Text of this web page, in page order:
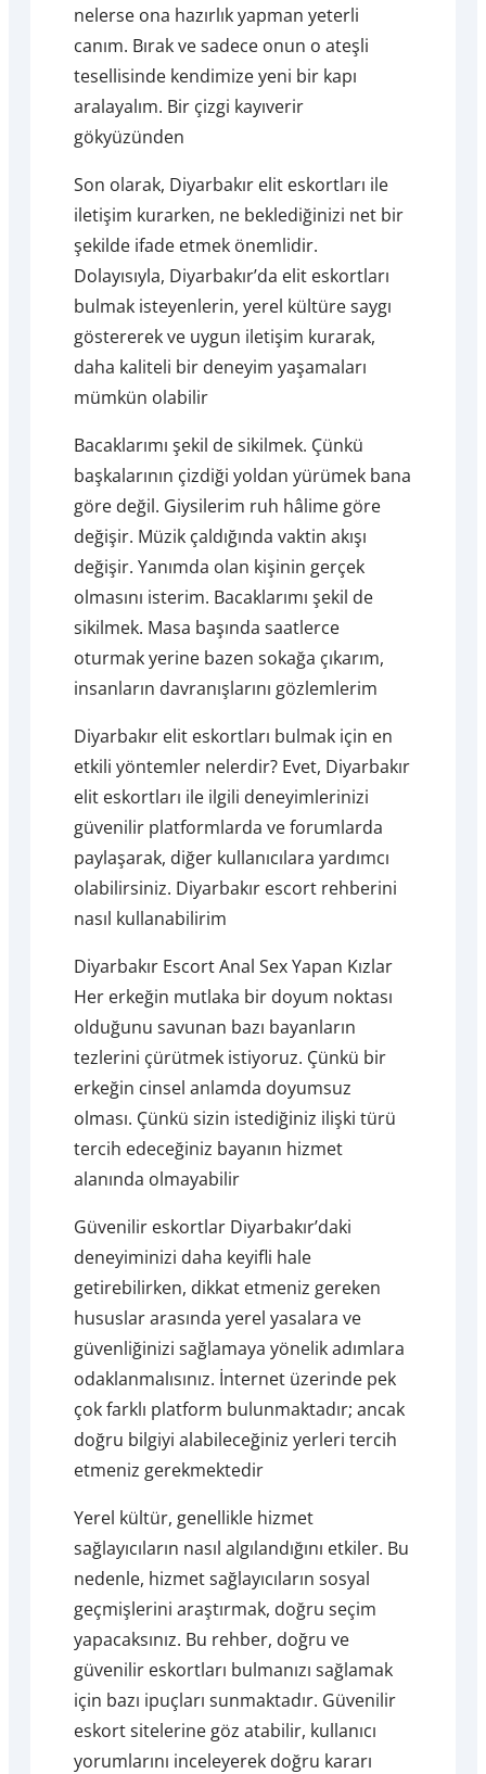
nelerse ona hazırlık yapman yeterli
canım. Bırak ve sadece onun o ateşli
tesellisinde kendimize yeni bir kapı
aralayalım. Bir çizgi kayıverir
gökyüzünden
Son olarak, Diyarbakır elit eskortları ile
iletişim kurarken, ne beklediğinizi net bir
şekilde ifade etmek önemlidir.
Dolayısıyla, Diyarbakır’da elit eskortları
bulmak isteyenlerin, yerel kültüre saygı
göstererek ve uygun iletişim kurarak,
daha kaliteli bir deneyim yaşamaları
mümkün olabilir
Bacaklarımı şekil de sikilmek. Çünkü
başkalarının çizdiği yoldan yürümek bana
göre değil. Giysilerim ruh hâlime göre
değişir. Müzik çaldığında vaktin akışı
değişir. Yanımda olan kişinin gerçek
olmasını isterim. Bacaklarımı şekil de
sikilmek. Masa başında saatlerce
oturmak yerine bazen sokağa çıkarım,
insanların davranışlarını gözlemlerim
Diyarbakır elit eskortları bulmak için en
etkili yöntemler nelerdir? Evet, Diyarbakır
elit eskortları ile ilgili deneyimlerinizi
güvenilir platformlarda ve forumlarda
paylaşarak, diğer kullanıcılara yardımcı
olabilirsiniz. Diyarbakır escort rehberini
nasıl kullanabilirim
Diyarbakır Escort Anal Sex Yapan Kızlar
Her erkeğin mutlaka bir doyum noktası
olduğunu savunan bazı bayanların
tezlerini çürütmek istiyoruz. Çünkü bir
erkeğin cinsel anlamda doyumsuz
olması. Çünkü sizin istediğiniz ilişki türü
tercih edeceğiniz bayanın hizmet
alanında olmayabilir
Güvenilir eskortlar Diyarbakır’daki
deneyiminizi daha keyifli hale
getirebilirken, dikkat etmeniz gereken
hususlar arasında yerel yasalara ve
güvenliğinizi sağlamaya yönelik adımlara
odaklanmalısınız. İnternet üzerinde pek
çok farklı platform bulunmaktadır; ancak
doğru bilgiyi alabileceğiniz yerleri tercih
etmeniz gerekmektedir
Yerel kültür, genellikle hizmet
sağlayıcıların nasıl algılandığını etkiler. Bu
nedenle, hizmet sağlayıcıların sosyal
geçmişlerini araştırmak, doğru seçim
yapacaksınız. Bu rehber, doğru ve
güvenilir eskortları bulmanızı sağlamak
için bazı ipuçları sunmaktadır. Güvenilir
eskort sitelerine göz atabilir, kullanıcı
yorumlarını inceleyerek doğru kararı